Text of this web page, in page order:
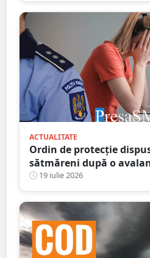
ACTUALITATE
Ordin de protecție
sătmăreni după o
online. Răzbunarea
tatălui infidel
19 iulie 2026